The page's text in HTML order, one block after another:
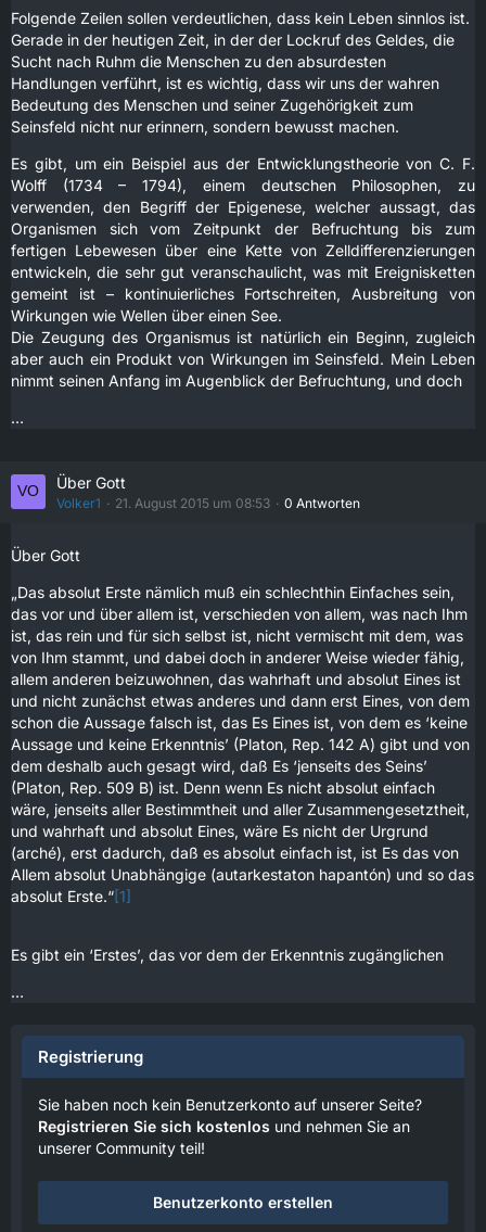
Folgende Zeilen sollen verdeutlichen, dass kein Leben sinnlos ist.
Gerade in der heutigen Zeit, in der der Lockruf des Geldes, die
Sucht nach Ruhm die Menschen zu den absurdesten
Handlungen verführt, ist es wichtig, dass wir uns der wahren
Bedeutung des Menschen und seiner Zugehörigkeit zum
Seinsfeld nicht nur erinnern, sondern bewusst machen.
Es gibt, um ein Beispiel aus der Entwicklungstheorie von C. F.
Wolff (1734 – 1794), einem deutschen Philosophen, zu
verwenden, den Begriff der Epigenese, welcher aussagt, das
Organismen sich vom Zeitpunkt der Befruchtung bis zum
fertigen Lebewesen über eine Kette von Zelldifferenzierungen
entwickeln, die sehr gut veranschaulicht, was mit Ereignisketten
gemeint ist – kontinuierliches Fortschreiten, Ausbreitung von
Wirkungen wie Wellen über einen See.
Die Zeugung des Organismus ist natürlich ein Beginn, zugleich
aber auch ein Produkt von Wirkungen im Seinsfeld. Mein Leben
nimmt seinen Anfang im Augenblick der Befruchtung, und doch
…
Über Gott
Volker1 21. August 2015 um 08:53 0 Antworten
Über Gott
„Das absolut Erste nämlich muß ein schlechthin Einfaches sein,
das vor und über allem ist, verschieden von allem, was nach Ihm
ist, das rein und für sich selbst ist, nicht vermischt mit dem, was
von Ihm stammt, und dabei doch in anderer Weise wieder fähig,
allem anderen beizuwohnen, das wahrhaft und absolut Eines ist
und nicht zunächst etwas anderes und dann erst Eines, von dem
schon die Aussage falsch ist, das Es Eines ist, von dem es ‘keine
Aussage und keine Erkenntnis’ (Platon, Rep. 142 A) gibt und von
dem deshalb auch gesagt wird, daß Es ‘jenseits des Seins’
(Platon, Rep. 509 B) ist. Denn wenn Es nicht absolut einfach
wäre, jenseits aller Bestimmtheit und aller Zusammengesetztheit,
und wahrhaft und absolut Eines, wäre Es nicht der Urgrund
(arché), erst dadurch, daß es absolut einfach ist, ist Es das von
Allem absolut Unabhängige (autarkestaton hapantón) und so das
absolut Erste.“[1]
Es gibt ein ‘Erstes’, das vor dem der Erkenntnis zugänglichen
…
Registrierung
Sie haben noch kein Benutzerkonto auf unserer Seite?
Registrieren Sie sich kostenlos und nehmen Sie an
unserer Community teil!
Benutzerkonto erstellen